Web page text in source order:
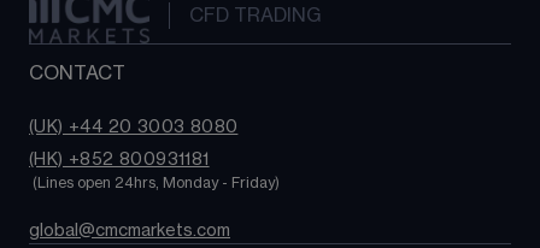
CFD TRADING
CONTACT
(UK) +44 20 3003 8080
(HK) +852 800931181
(Lines open 24hrs, Monday - Friday)
global@cmcmarkets.com